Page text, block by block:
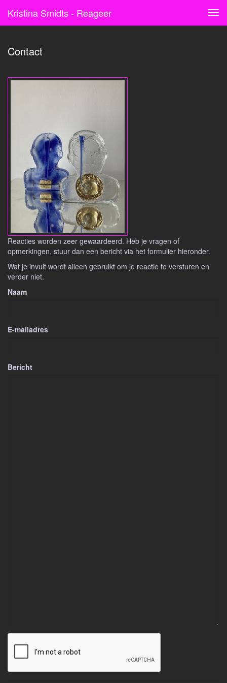
Kristina Smidts - Reageer
Contact
Reacties worden zeer gewaardeerd. Heb je vragen of
opmerkingen, stuur dan een bericht via het formulier hieronder.
Wat je invult wordt alleen gebruikt om je reactie te versturen en
verder niet.
Naam
E-mailadres
Bericht